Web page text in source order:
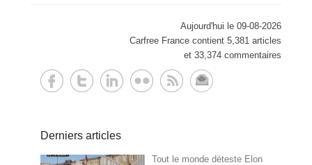
Aujourd'hui le 09-08-2026
Carfree France contient 5,381 articles
et 33,374 commentaires
Derniers articles
Tout le monde déteste Elon